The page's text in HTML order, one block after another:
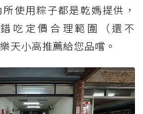
使用粽子都是乾媽提供，
吃定價合理範圍（還不
天小高推薦給您品嚐。